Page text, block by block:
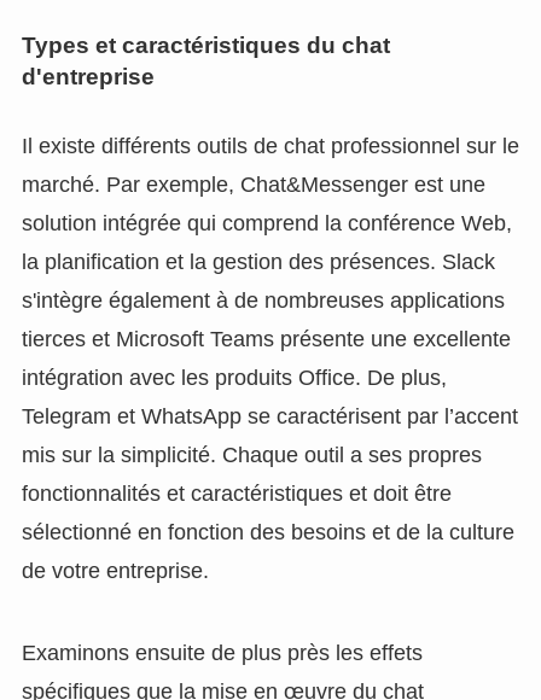
Types et caractéristiques du chat
d'entreprise
Il existe différents outils de chat professionnel sur le
marché. Par exemple, Chat&Messenger est une
solution intégrée qui comprend la conférence Web,
la planification et la gestion des présences. Slack
s'intègre également à de nombreuses applications
tierces et Microsoft Teams présente une excellente
intégration avec les produits Office. De plus,
Telegram et WhatsApp se caractérisent par l’accent
mis sur la simplicité. Chaque outil a ses propres
fonctionnalités et caractéristiques et doit être
sélectionné en fonction des besoins et de la culture
de votre entreprise.
Examinons ensuite de plus près les effets
spécifiques que la mise en œuvre du chat